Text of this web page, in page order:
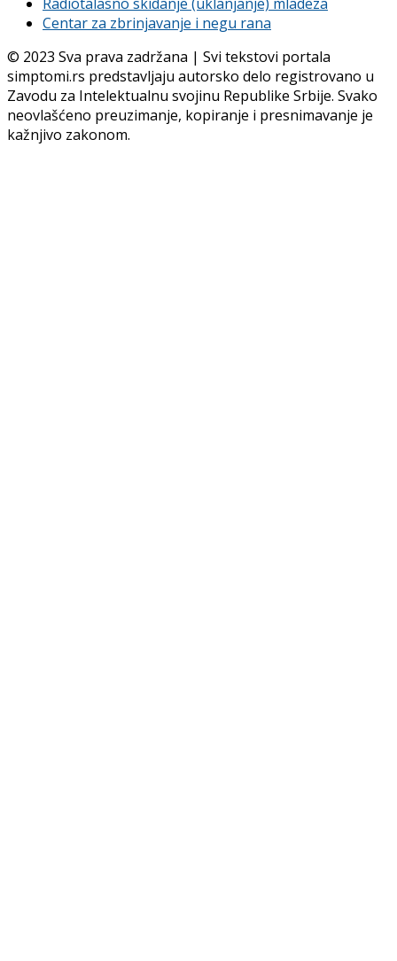
Centar za zbrinjavanje i negu rana
© 2023 Sva prava zadržana | Svi tekstovi portala
simptomi.rs predstavljaju autorsko delo registrovano u
Zavodu za Intelektualnu svojinu Republike Srbije. Svako
neovlašćeno preuzimanje, kopiranje i presnimavanje je
kažnjivo zakonom.